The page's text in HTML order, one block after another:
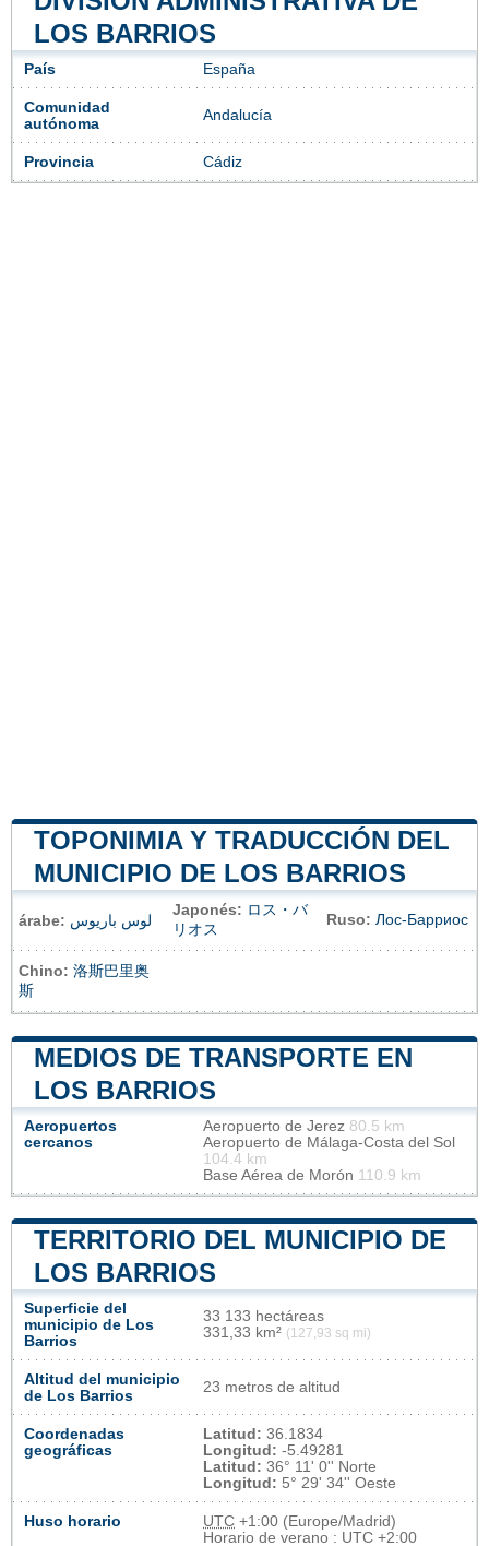
LOS BARRIOS
País España
Comunidad
autónoma
Andalucía
Provincia Cádiz
TOPONIMIA Y TRADUCCIÓN DEL
MUNICIPIO DE LOS BARRIOS
árabe: لوس باريوس
Japonés: ロス・バ
リオス
Ruso: Лос-Барриос
Chino: 洛斯巴里奥
斯
MEDIOS DE TRANSPORTE EN
LOS BARRIOS
Aeropuertos
cercanos
Aeropuerto de Jerez 80.5 km
Aeropuerto de Málaga-Costa del Sol
104.4 km
Base Aérea de Morón 110.9 km
TERRITORIO DEL MUNICIPIO DE
LOS BARRIOS
Superficie del
municipio de Los
Barrios
33 133 hectáreas
331,33 km² (127,93 sq mi)
Altitud del municipio
de Los Barrios
23 metros de altitud
Coordenadas
geográficas
Latitud: 36.1834
Longitud: -5.49281
Latitud: 36° 11' 0'' Norte
Longitud: 5° 29' 34'' Oeste
Huso horario UTC +1:00 (Europe/Madrid)
Horario de verano : UTC +2:00